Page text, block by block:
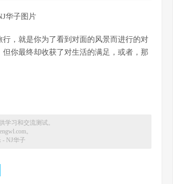
，就是你为了看到对面的风景而进行的对
你最终却收获了对生活的满足，或者，那
学习和交流测试。
。
- NJ华子